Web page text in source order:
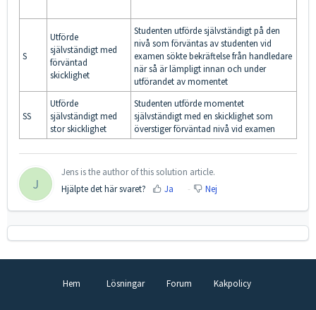
S
Utförde
självständigt med
förväntad
skicklighet
Studenten utförde självständigt på den
nivå som förväntas av studenten vid
examen sökte bekräftelse från handledare
när så är lämpligt innan och under
utförandet av momentet
SS
Utförde
självständigt med
stor skicklighet
Studenten utförde momentet
självständigt med en skicklighet som
överstiger förväntad nivå vid examen
J
Jens is the author of this solution article.
Hjälpte det här svaret?
Ja Nej
Hem Lösningar Forum Kakpolicy